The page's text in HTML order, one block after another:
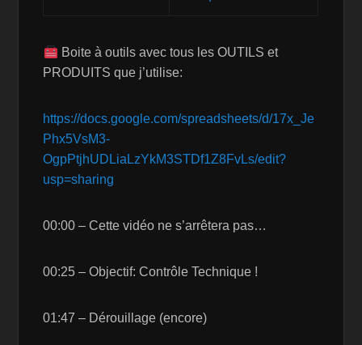
Boite à outils avec tous les OUTILS et
PRODUITS que j’utilise:
https://docs.google.com/spreadsheets/d/17x_Je
Phx5VsM3-
OgpPtjhUDLiaLzYkM3STDf1Z8FvLs/edit?
usp=sharing
00:00 – Cette vidéo ne s’arrêtera pas…
00:25 – Objectif: Contrôle Technique !
01:47 – Dérouillage (encore)